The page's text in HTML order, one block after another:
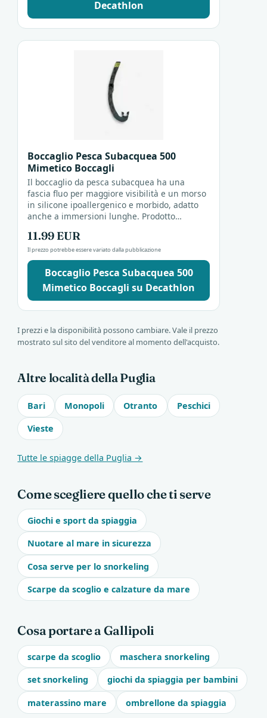
Decathlon
Boccaglio Pesca Subacquea 500
Mimetico Boccagli
Il boccaglio da pesca subacquea ha una
fascia fluo per maggiore visibilità e un morso
in silicone ipoallergenico e morbido, adatto
anche a immersioni lunghe. Prodotto
snorkeling.
11.99 EUR
Il prezzo potrebbe essere variato dalla pubblicazione
Boccaglio Pesca Subacquea 500
Mimetico Boccagli su Decathlon
I prezzi e la disponibilità possono cambiare. Vale il prezzo
mostrato sul sito del venditore al momento dell'acquisto.
Altre località della Puglia
Bari Monopoli Otranto Peschici
Vieste
Tutte le spiagge della Puglia →
Come scegliere quello che ti serve
Giochi e sport da spiaggia
Nuotare al mare in sicurezza
Cosa serve per lo snorkeling
Scarpe da scoglio e calzature da mare
Cosa portare a Gallipoli
scarpe da scoglio maschera snorkeling
set snorkeling giochi da spiaggia per bambini
materassino mare ombrellone da spiaggia